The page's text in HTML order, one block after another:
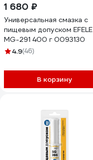
1 680 ₽
Универсальная смазка с
пищевым допуском EFELE
MG-291 400 г 0093130
4.9(46)
В корзину